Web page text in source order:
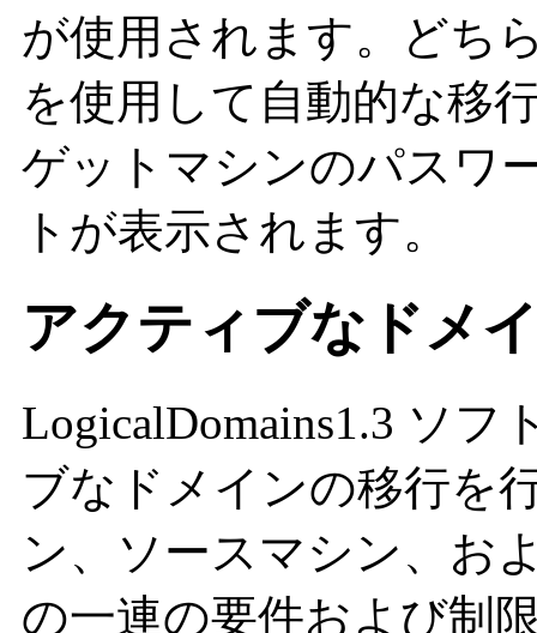
が使用されます。どち
を使用して自動的な移
ゲットマシンのパスワ
トが表示されます。
アクティブなドメ
LogicalDomains1.3 ソ
ブなドメインの移行を
ン、ソースマシン、お
の一連の要件および制